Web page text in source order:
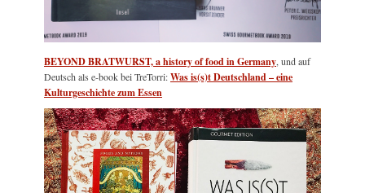
BEYOND BRATWURST, a history of food in Germany , und auf
Deutsch als e-book bei TreTorri:Was is(s)t Deutschland – eine
Kulturgeschichte zum Essen